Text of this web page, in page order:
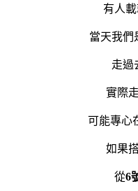
有人
當天我們
走過
實際
可能專心
如果
從6